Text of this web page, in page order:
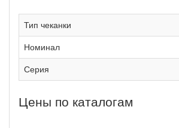
Тип чеканки
Номинал
Серия
Цены по каталогам